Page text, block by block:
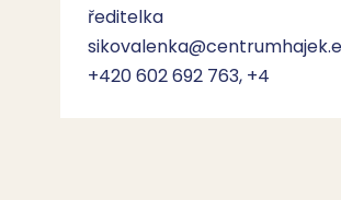
ředitelka
+420 602 692 763, +4